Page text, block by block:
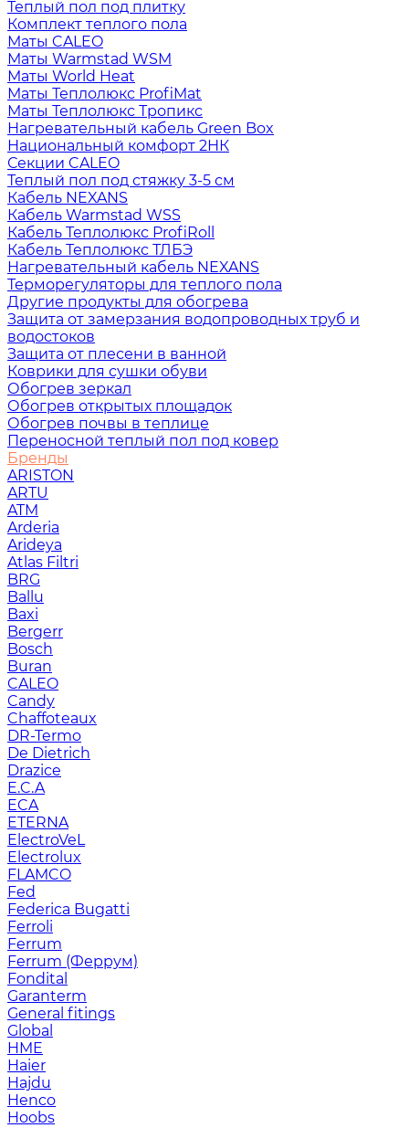
Теплый пол под плитку
Комплект теплого пола
Маты CALEO
Маты Warmstad WSM
Маты World Heat
Маты Теплолюкс ProfiMat
Маты Теплолюкс Тропикс
Нагревательный кабель Green Box
Национальный комфорт 2НК
Секции CALEO
Теплый пол под стяжку 3-5 см
Кабель NEXANS
Кабель Warmstad WSS
Кабель Теплолюкс ProfiRoll
Кабель Теплолюкс ТЛБЭ
Нагревательный кабель NEXANS
Терморегуляторы для теплого пола
Другие продукты для обогрева
Защита от замерзания водопроводных труб и
водостоков
Защита от плесени в ванной
Коврики для сушки обуви
Обогрев зеркал
Обогрев открытых площадок
Обогрев почвы в теплице
Переносной теплый пол под ковер
Бренды
ARISTON
ARTU
ATM
Arderia
Arideya
Atlas Filtri
BRG
Ballu
Baxi
Bergerr
Bosch
Buran
CALEO
Candy
Chaffoteaux
DR-Termo
De Dietrich
Drazice
E.C.A
ECA
ETERNA
ElectroVeL
Electrolux
FLAMCO
Fed
Federica Bugatti
Ferroli
Ferrum
Ferrum (Феррум)
Fondital
Garanterm
General fitings
Global
HME
Haier
Hajdu
Henco
Hoobs